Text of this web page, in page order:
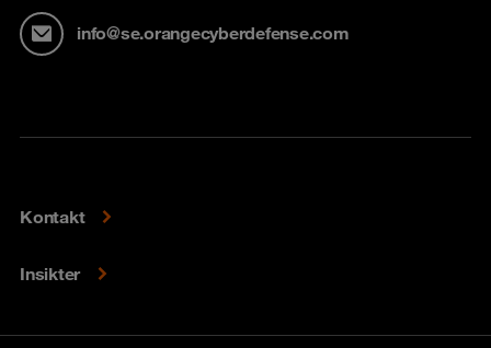
info@se.orangecyberdefense.com
Kontakt
Insikter